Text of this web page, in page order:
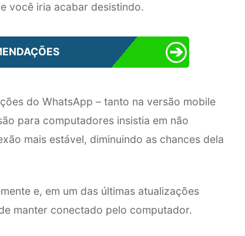
você iria acabar desistindo.
➔
do WhatsApp – tanto na versão mobile
para computadores insistia em não
mais estável, diminuindo as chances dela
e, em um das últimas atualizações
manter conectado pelo computador.